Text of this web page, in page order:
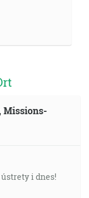
Missions-
i dnes!